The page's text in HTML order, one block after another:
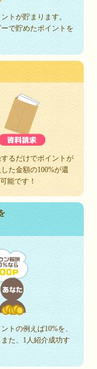
トが貯まります。
で貯めたポイントを
るだけでポイントが
た金額の100%が還
能です！
トの例えば10%を、
た、1人紹介成功す